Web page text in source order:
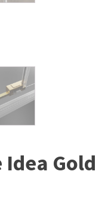
Gold